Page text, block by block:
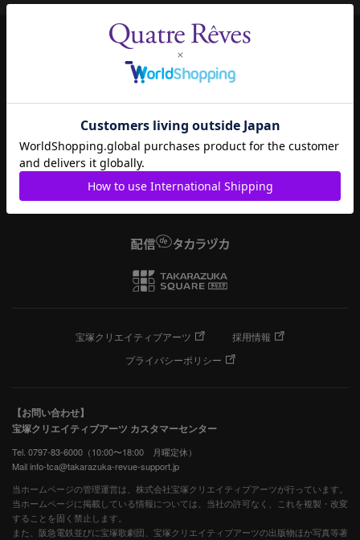
宝塚クリエイティブアーツ
採用情報
プライバシーポリシー
【お問い合わせ】
宝塚クリエイティブアーツ カスタマーセンター
Tel. 0797-83-6000（10:00〜18:00 月曜定休）
Mail info-tca@takarazuka-revue-support.jp
当ホームページの管理運営は、株式会社宝塚クリエイティブアーツが行っています。
当ホームページに掲載している情報については、当社の許可なく、これを複製・改変
することを固く禁止します。
また、阪急電鉄並びに宝塚歌劇団、宝塚クリエイティブアーツの出版物ほか写真等著